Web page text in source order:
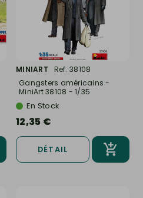
MINIART
Ref. 38108
Gangsters américains -
MiniArt 38108 - 1/35
En Stock
12,35 €
DÉTAIL